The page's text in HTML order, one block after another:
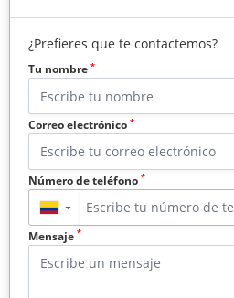
¿Prefieres que te contactemos?
Tu nombre *
Correo electrónico *
Número de teléfono *
▼
Mensaje *